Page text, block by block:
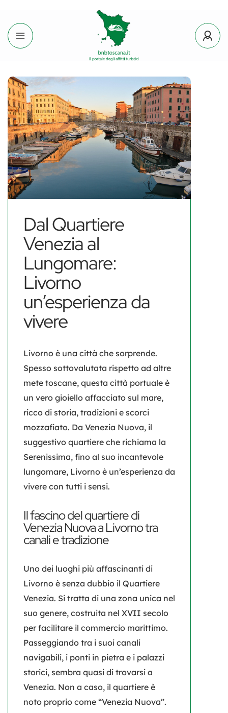
Dal Quartiere
Venezia al
Lungomare:
Livorno
un’esperienza da
vivere
Livorno è una città che sorprende.
Spesso sottovalutata rispetto ad altre
mete toscane, questa città portuale è
un vero gioiello affacciato sul mare,
ricco di storia, tradizioni e scorci
mozzafiato. Da Venezia Nuova, il
suggestivo quartiere che richiama la
Serenissima, fino al suo incantevole
lungomare, Livorno è un’esperienza da
vivere con tutti i sensi.
Il fascino del quartiere di
Venezia Nuova a Livorno tra
canali e tradizione
Uno dei luoghi più affascinanti di
Livorno è senza dubbio il Quartiere
Venezia. Si tratta di una zona unica nel
suo genere, costruita nel XVII secolo
per facilitare il commercio marittimo.
Passeggiando tra i suoi canali
navigabili, i ponti in pietra e i palazzi
storici, sembra quasi di trovarsi a
Venezia. Non a caso, il quartiere è
noto proprio come “Venezia Nuova”.